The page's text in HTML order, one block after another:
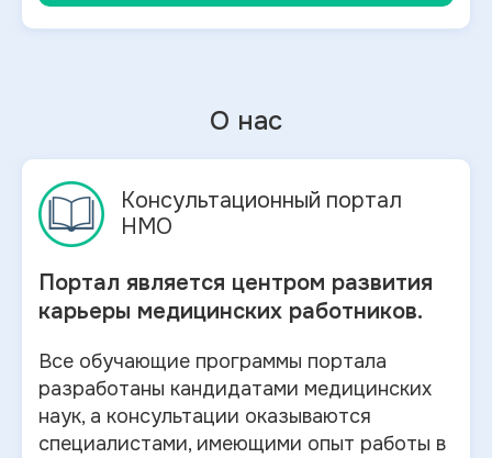
О нас
Консультационный портал
НМО
Портал является центром развития
карьеры медицинских работников.
Все обучающие программы портала
разработаны кандидатами медицинских
наук, а консультации оказываются
специалистами, имеющими опыт работы в